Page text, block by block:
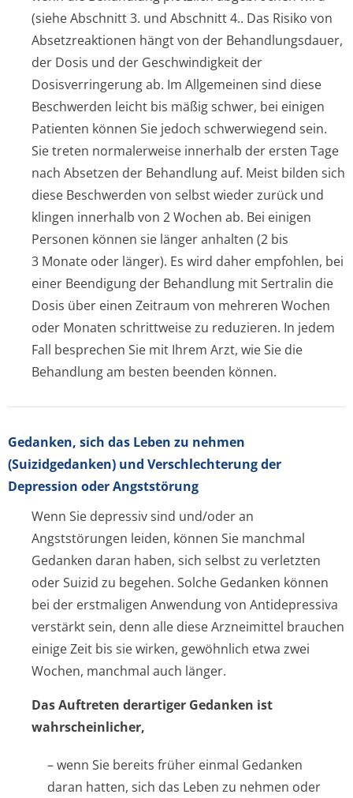
(siehe Abschnitt 3. und Abschnitt 4.. Das Risiko von
Absetzreaktionen hängt von der Behandlungsdauer,
der Dosis und der Geschwindigkeit der
Dosisverringerung ab. Im Allgemeinen sind diese
Beschwerden leicht bis mäßig schwer, bei einigen
Patienten können Sie jedoch schwerwiegend sein.
Sie treten normalerweise innerhalb der ersten Tage
nach Absetzen der Behandlung auf. Meist bilden sich
diese Beschwerden von selbst wieder zurück und
klingen innerhalb von 2 Wochen ab. Bei einigen
Personen können sie länger anhalten (2 bis
3 Monate oder länger). Es wird daher empfohlen, bei
einer Beendigung der Behandlung mit Sertralin die
Dosis über einen Zeitraum von mehreren Wochen
oder Monaten schrittweise zu reduzieren. In jedem
Fall besprechen Sie mit Ihrem Arzt, wie Sie die
Behandlung am besten beenden können.
Gedanken, sich das Leben zu nehmen
(Suizidgedanken) und Verschlechterung der
Depression oder Angststörung
Wenn Sie depressiv sind und/oder an
Angststörungen leiden, können Sie manchmal
Gedanken daran haben, sich selbst zu verletzten
oder Suizid zu begehen. Solche Gedanken können
bei der erstmaligen Anwendung von Antidepressiva
verstärkt sein, denn alle diese Arzneimittel brauchen
einige Zeit bis sie wirken, gewöhnlich etwa zwei
Wochen, manchmal auch länger.
Das Auftreten derartiger Gedanken ist
wahrscheinlicher,
– wenn Sie bereits früher einmal Gedanken
daran hatten, sich das Leben zu nehmen oder